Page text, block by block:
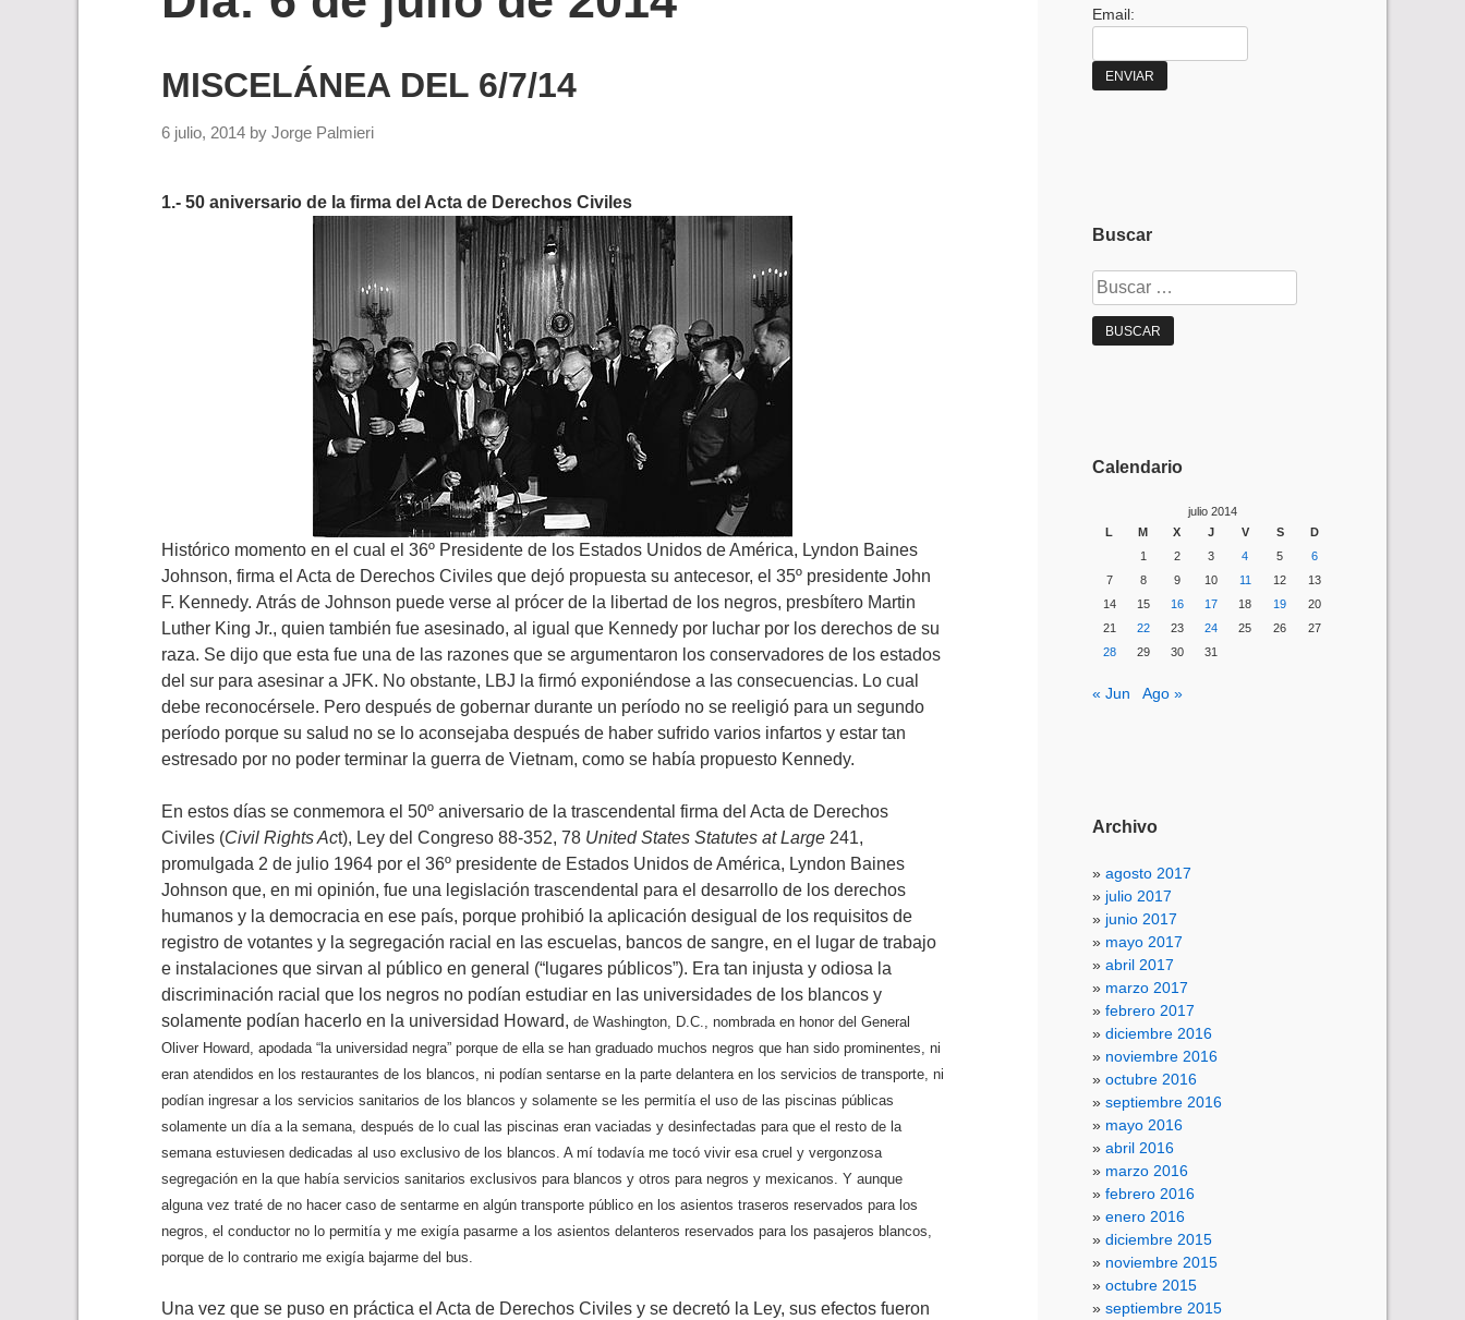
MISCELÁNEA DEL 6/7/14
6 julio, 2014 by Jorge Palmieri
1.- 50 aniversario de la firma del Acta de Derechos Civiles
Histórico momento en el cual el 36º Presidente de los Estados Unidos de América, Lyndon Baines
Johnson, firma el Acta de Derechos Civiles que dejó propuesta su antecesor, el 35º presidente John
F. Kennedy. Atrás de Johnson puede verse al prócer de la libertad de los negros, presbítero Martin
Luther King Jr., quien también fue asesinado, al igual que Kennedy por luchar por los derechos de su
raza. Se dijo que esta fue una de las razones que se argumentaron los conservadores de los estados
del sur para asesinar a JFK. No obstante, LBJ la firmó exponiéndose a las consecuencias. Lo cual
debe reconocérsele. Pero después de gobernar durante un período no se reeligió para un segundo
período porque su salud no se lo aconsejaba después de haber sufrido varios infartos y estar tan
estresado por no poder terminar la guerra de Vietnam, como se había propuesto Kennedy.
En estos días se conmemora el 50º aniversario de la trascendental firma del Acta de Derechos
Civiles (Civil Rights Act), Ley del Congreso 88-352, 78 United States Statutes at Large 241,
promulgada 2 de julio 1964 por el 36º presidente de Estados Unidos de América, Lyndon Baines
Johnson que, en mi opinión, fue una legislación trascendental para el desarrollo de los derechos
humanos y la democracia en ese país, porque prohibió la aplicación desigual de los requisitos de
registro de votantes y la segregación racial en las escuelas, bancos de sangre, en el lugar de trabajo
e instalaciones que sirvan al público en general (“lugares públicos”). Era tan injusta y odiosa la
discriminación racial que los negros no podían estudiar en las universidades de los blancos y
solamente podían hacerlo en la universidad Howard, de Washington, D.C., nombrada en honor del General
Oliver Howard, apodada “la universidad negra” porque de ella se han graduado muchos negros que han sido prominentes, ni
eran atendidos en los restaurantes de los blancos, ni podían sentarse en la parte delantera en los servicios de transporte, ni
podían ingresar a los servicios sanitarios de los blancos y solamente se les permitía el uso de las piscinas públicas
solamente un día a la semana, después de lo cual las piscinas eran vaciadas y desinfectadas para que el resto de la
semana estuviesen dedicadas al uso exclusivo de los blancos. A mí todavía me tocó vivir esa cruel y vergonzosa
segregación en la que había servicios sanitarios exclusivos para blancos y otros para negros y mexicanos. Y aunque
alguna vez traté de no hacer caso de sentarme en algún transporte público en los asientos traseros reservados para los
negros, el conductor no lo permitía y me exigía pasarme a los asientos delanteros reservados para los pasajeros blancos,
porque de lo contrario me exigía bajarme del bus.
Una vez que se puso en práctica el Acta de Derechos Civiles y se decretó la Ley, sus efectos fueron
Email:
Buscar
Buscar:
Calendario
julio 2014
L
M X J V S
D
1
2 3 4 5
6
7
8 9 10 11 12
13
14
15 16 17 18 19
20
21
22 23 24 25 26
27
28
29 30 31
« Jun Ago »
Archivo
agosto 2017
julio 2017
junio 2017
mayo 2017
abril 2017
marzo 2017
febrero 2017
diciembre 2016
noviembre 2016
octubre 2016
septiembre 2016
mayo 2016
abril 2016
marzo 2016
febrero 2016
enero 2016
diciembre 2015
noviembre 2015
octubre 2015
septiembre 2015